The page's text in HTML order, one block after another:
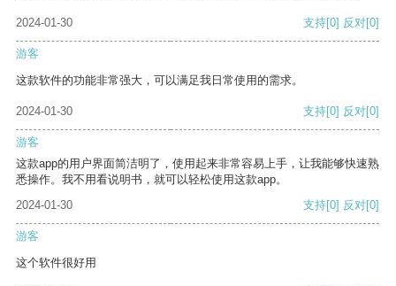
2024-01-30 支持[0] 反对[0]
游客
这款软件的功能非常强大，可以满足我日常使用的需求。
2024-01-30 支持[0] 反对[0]
游客
这款app的用户界面简洁明了，使用起来非常容易上手，让我能够快速熟
悉操作。我不用看说明书，就可以轻松使用这款app。
2024-01-30
支持[0] 反对[0]
游客
这个软件很好用